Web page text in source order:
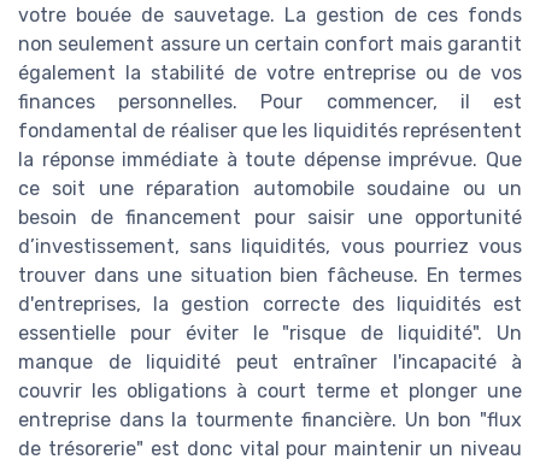
votre bouée de sauvetage. La gestion de ces fonds
non seulement assure un certain confort mais garantit
également la stabilité de votre entreprise ou de vos
finances personnelles. Pour commencer, il est
fondamental de réaliser que les liquidités représentent
la réponse immédiate à toute dépense imprévue. Que
ce soit une réparation automobile soudaine ou un
besoin de financement pour saisir une opportunité
d’investissement, sans liquidités, vous pourriez vous
trouver dans une situation bien fâcheuse. En termes
d'entreprises, la gestion correcte des liquidités est
essentielle pour éviter le "risque de liquidité". Un
manque de liquidité peut entraîner l'incapacité à
couvrir les obligations à court terme et plonger une
entreprise dans la tourmente financière. Un bon "flux
de trésorerie" est donc vital pour maintenir un niveau